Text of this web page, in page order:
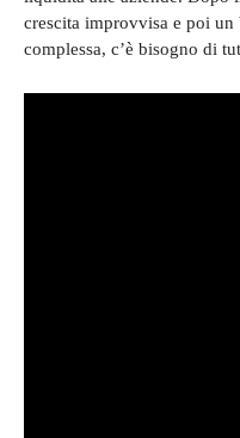
crescita improvvisa e poi
complessa, c’è bisogno di